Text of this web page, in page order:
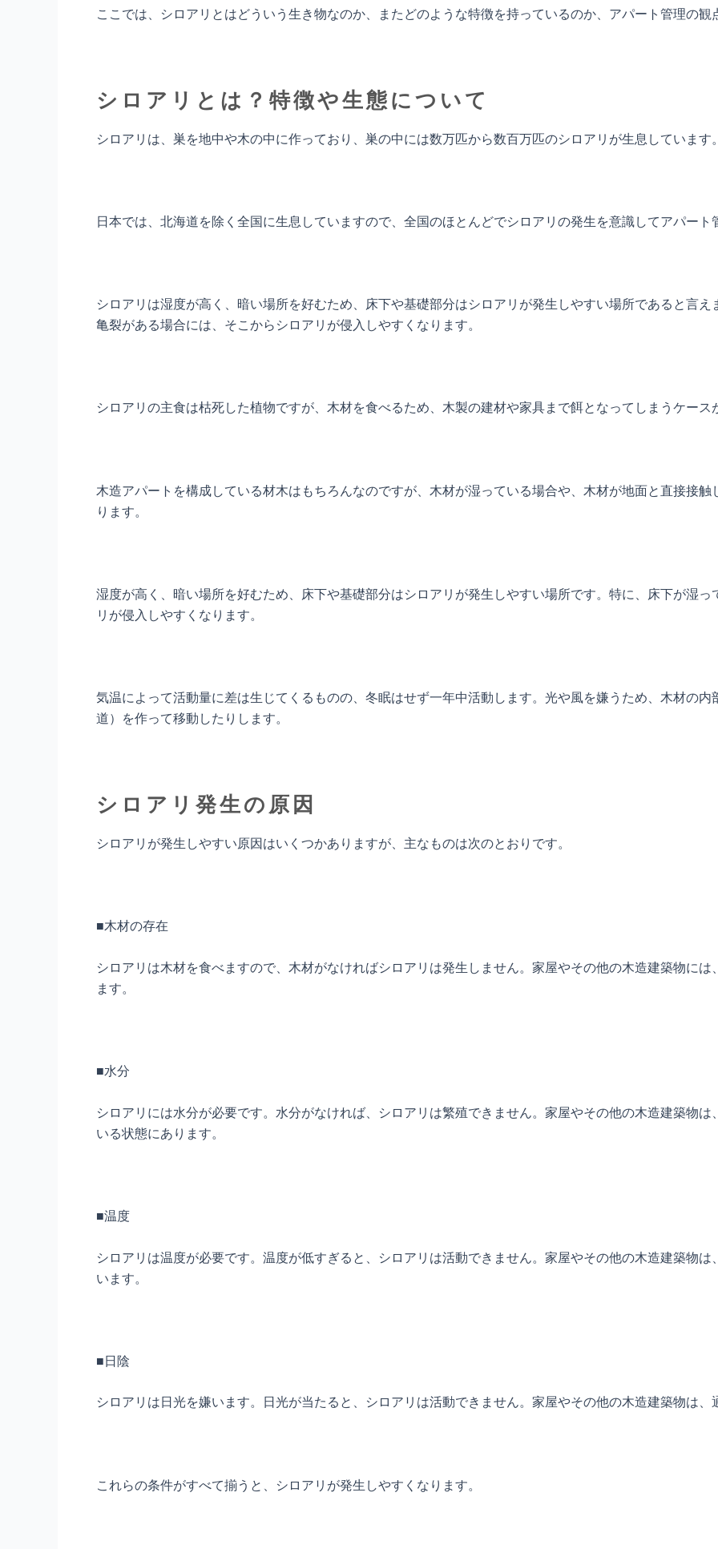
ここでは、シロアリとはどういう生き物なのか、またどのような特徴を持っているのか、アパート管理の
シロアリとは？特徴や生態について
シロアリは、巣を地中や木の中に作っており、巣の中には数万匹から数百万匹のシロアリが生息しています
日本では、北海道を除く全国に生息していますので、全国のほとんどでシロアリの発生を意識してアパー
シロアリは湿度が高く、暗い場所を好むため、床下や基礎部分はシロアリが発生しやすい場所であると言
亀裂がある場合には、そこからシロアリが侵入しやすくなります。
シロアリの主食は枯死した植物ですが、木材を食べるため、木製の建材や家具まで餌となってしまうケース
木造アパートを構成している材木はもちろんなのですが、木材が湿っている場合や、木材が地面と直接接
ります。
湿度が高く、暗い場所を好むため、床下や基礎部分はシロアリが発生しやすい場所です。特に、床下が湿
リが侵入しやすくなります。
気温によって活動量に差は生じてくるものの、冬眠はせず一年中活動します。光や風を嫌うため、木材の
道）を作って移動したりします。
シロアリ発生の原因
シロアリが発生しやすい原因はいくつかありますが、主なものは次のとおりです。
■木材の存在
シロアリは木材を食べますので、木材がなければシロアリは発生しません。家屋やその他の木造建築物に
ます。
■水分
シロアリには水分が必要です。水分がなければ、シロアリは繁殖できません。家屋やその他の木造建築物
いる状態にあります。
■温度
シロアリは温度が必要です。温度が低すぎると、シロアリは活動できません。家屋やその他の木造建築物
います。
■日陰
シロアリは日光を嫌います。日光が当たると、シロアリは活動できません。家屋やその他の木造建築物は
これらの条件がすべて揃うと、シロアリが発生しやすくなります。